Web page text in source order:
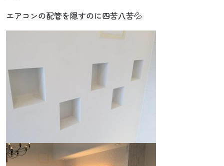
エアコンの配管を隠すのに四苦八苦💦